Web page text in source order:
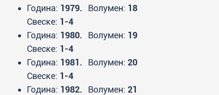
Година: 1979. Волумен: 18
Свеске: 1-4
Година: 1980. Волумен: 19
Свеске: 1-4
Година: 1981. Волумен: 20
Свеске: 1-4
Година: 1982. Волумен: 21